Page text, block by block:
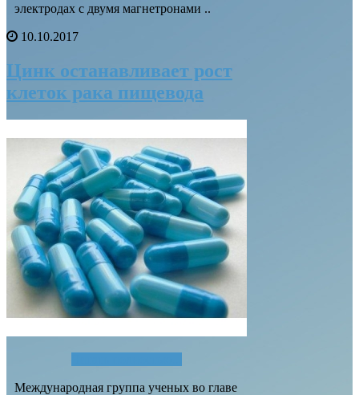
электродах с двумя магнетронами ..
10.10.2017
Цинк останавливает рост
клеток рака пищевода
Международная группа ученых во главе